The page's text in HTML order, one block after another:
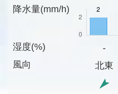
降水量(mm/h)
湿度(%)
風向
-
北東